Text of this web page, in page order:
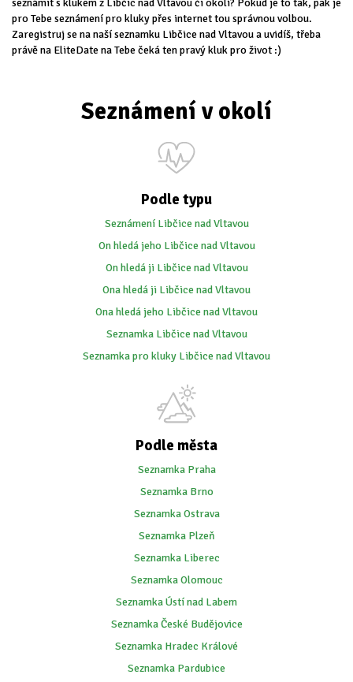
seznámit s klukem z Libčic nad Vltavou či okolí? Pokud je to tak, pak je
pro Tebe seznámení pro kluky přes internet tou správnou volbou.
Zaregistruj se na naší seznamku Libčice nad Vltavou a uvidíš, třeba
právě na EliteDate na Tebe čeká ten pravý kluk pro život :)
Seznámení v okolí
Podle typu
Seznámení Libčice nad Vltavou
On hledá jeho Libčice nad Vltavou
On hledá ji Libčice nad Vltavou
Ona hledá ji Libčice nad Vltavou
Ona hledá jeho Libčice nad Vltavou
Seznamka Libčice nad Vltavou
Seznamka pro kluky Libčice nad Vltavou
Podle města
Seznamka Praha
Seznamka Brno
Seznamka Ostrava
Seznamka Plzeň
Seznamka Liberec
Seznamka Olomouc
Seznamka Ústí nad Labem
Seznamka České Budějovice
Seznamka Hradec Králové
Seznamka Pardubice